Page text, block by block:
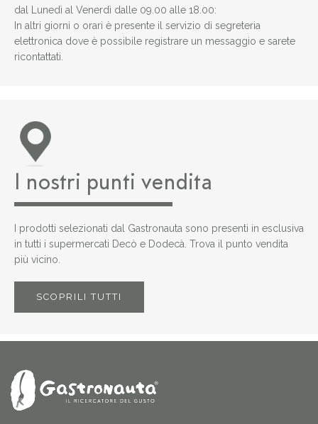
dal Lunedì al Venerdì dalle 09.00 alle 18.00:
In altri giorni o orari è presente il servizio di segreteria
elettronica dove è possibile registrare un messaggio e sarete
ricontattati.
I nostri punti vendita
I prodotti selezionati dal Gastronauta sono presenti in esclusiva
in tutti i supermercati Decò e Dodecà. Trova il punto vendita
più vicino.
SCOPRILI TUTTI